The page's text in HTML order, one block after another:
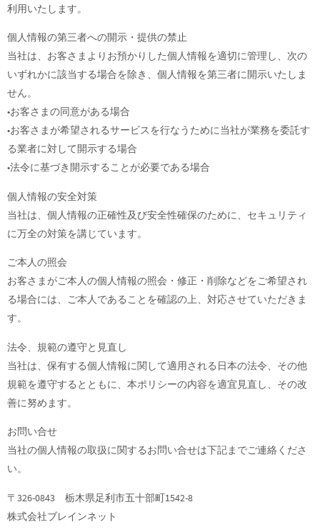
利用いたします。
個人情報の第三者への開示・提供の禁止
当社は、お客さまよりお預かりした個人情報を適切に管理し、次の
いずれかに該当する場合を除き、個人情報を第三者に開示いたしま
せん。
•お客さまの同意がある場合
•お客さまが希望されるサービスを行なうために当社が業務を委託す
る業者に対して開示する場合
•法令に基づき開示することが必要である場合
個人情報の安全対策
当社は、個人情報の正確性及び安全性確保のために、セキュリティ
に万全の対策を講じています。
ご本人の照会
お客さまがご本人の個人情報の照会・修正・削除などをご希望され
る場合には、ご本人であることを確認の上、対応させていただきま
す。
法令、規範の遵守と見直し
当社は、保有する個人情報に関して適用される日本の法令、その他
規範を遵守するとともに、本ポリシーの内容を適宜見直し、その改
善に努めます。
お問い合せ
当社の個人情報の取扱に関するお問い合せは下記までご連絡くださ
い。
〒326-0843 栃木県足利市五十部町1542-8
株式会社ブレインネット